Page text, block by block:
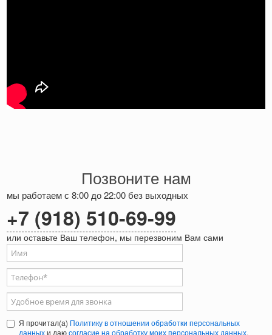
Позвоните нам
мы работаем с 8:00 до 22:00 без выходных
+7 (918) 510-69-99
или оставьте Ваш телефон, мы перезвоним Вам сами
Ваше имя
Телефон*
Удобное время для звонка
Я прочитал(а) Политику в отношении обработки персональных
данныхи даюсогласие на обработку моих персональных данных.